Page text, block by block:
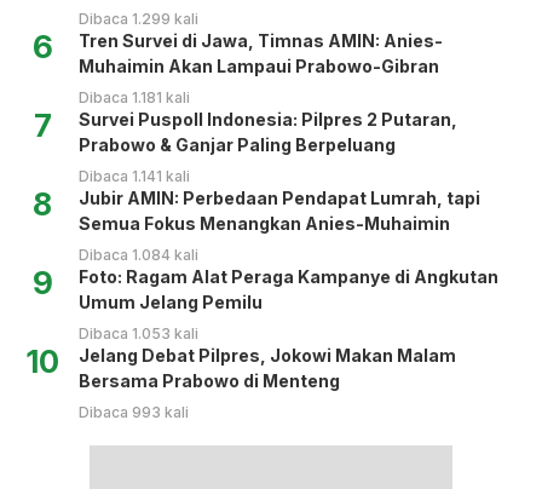
Dibaca 1.299 kali
6
Tren Survei di Jawa, Timnas AMIN: Anies-
Muhaimin Akan Lampaui Prabowo-Gibran
Dibaca 1.181 kali
7
Survei Puspoll Indonesia: Pilpres 2 Putaran,
Prabowo & Ganjar Paling Berpeluang
Dibaca 1.141 kali
8
Jubir AMIN: Perbedaan Pendapat Lumrah, tapi
Semua Fokus Menangkan Anies-Muhaimin
Dibaca 1.084 kali
9
Foto: Ragam Alat Peraga Kampanye di Angkutan
Umum Jelang Pemilu
Dibaca 1.053 kali
10
Jelang Debat Pilpres, Jokowi Makan Malam
Bersama Prabowo di Menteng
Dibaca 993 kali